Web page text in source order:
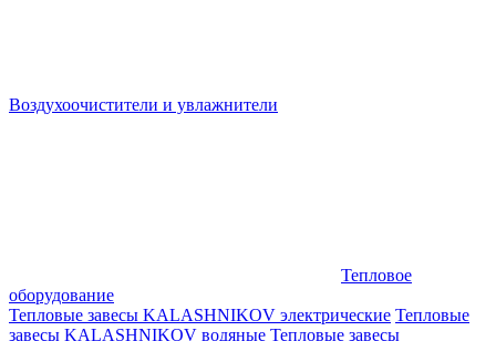
Воздухоочистители и увлажнители
Тепловое
оборудование
Тепловые завесы KALASHNIKOV электрические Тепловые
завесы KALASHNIKOV водяные Тепловые завесы